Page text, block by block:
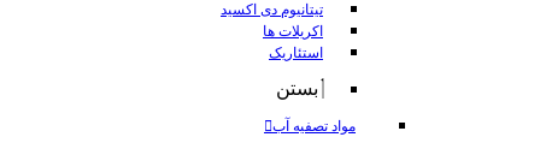
تیتانیوم دی اکسید
اکریلات ها
استئاریک
بستن
مواد تصفیه آب